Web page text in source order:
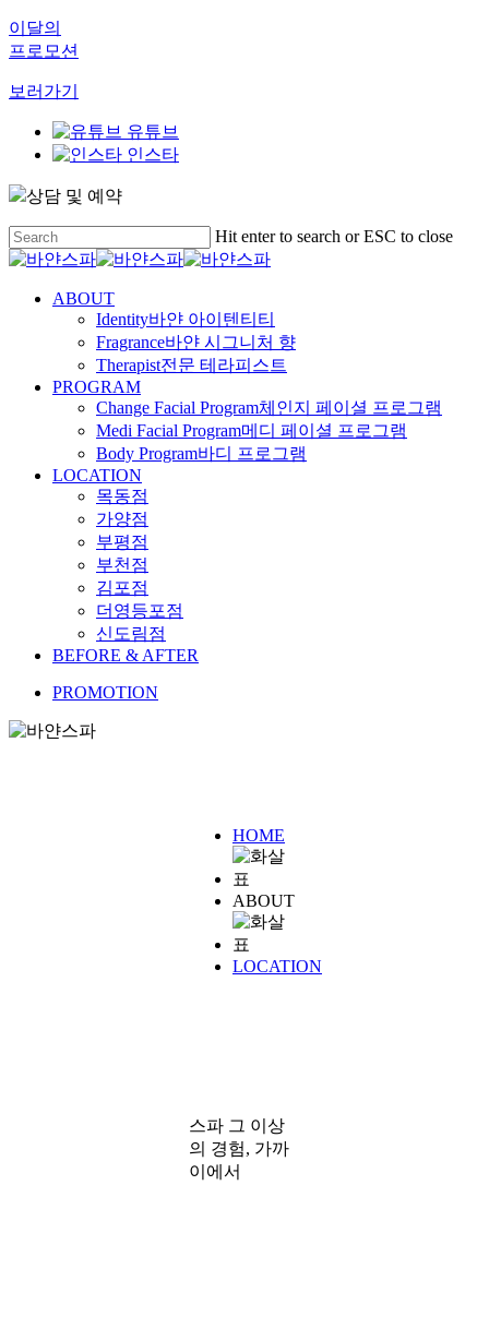
이달의
프로모션
보러가기
유튜브
인스타
상담 및 예약
Skip
to
main
content
Hit enter to search or ESC to close
Close
Menu
ABOUT
Identity바얀 아이텐티티
Fragrance바얀 시그니처 향
Therapist전문 테라피스트
PROGRAM
Change Facial Program체인지 페이셜 프로그램
Medi Facial Program메디 페이셜 프로그램
Body Program바디 프로그램
LOCATION
목동점
가양점
부평점
부천점
김포점
더영등포점
신도림점
BEFORE & AFTER
PROMOTION
HOME
ABOUT
LOCATION
스파 그 이상
의 경험, 가까
이에서